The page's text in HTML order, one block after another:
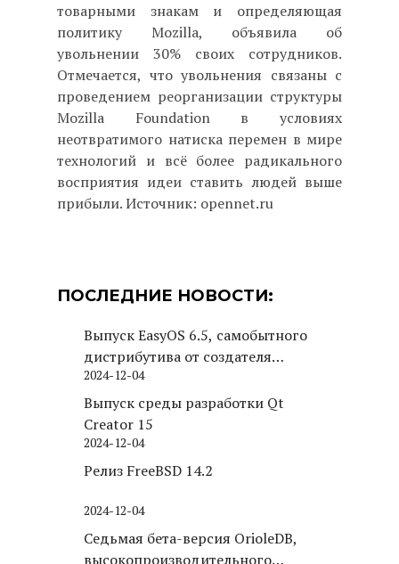
товарными знакам и определяющая
политику Mozilla, объявила об
увольнении 30% своих сотрудников.
Отмечается, что увольнения связаны с
проведением реорганизации структуры
Mozilla Foundation в условиях
неотвратимого натиска перемен в мире
технологий и всё более радикального
восприятия идеи ставить людей выше
прибыли. Источник: opennet.ru
ПОСЛЕДНИЕ НОВОСТИ:
Выпуск EasyOS 6.5, самобытного
дистрибутива от создателя
Puppy Linux
2024-12-04
Выпуск среды разработки Qt
Creator 15
2024-12-04
Релиз FreeBSD 14.2
2024-12-04
Седьмая бета-версия OrioleDB,
высокопроизводительного